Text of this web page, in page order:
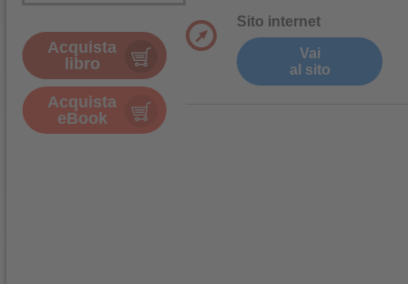
Acquista
libro
Acquista
eBook
Sito internet
Vai
al sito